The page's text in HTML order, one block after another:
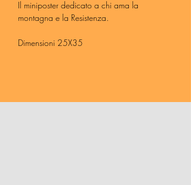
Il miniposter dedicato a chi ama la
montagna e la Resistenza.
Dimensioni 25X35